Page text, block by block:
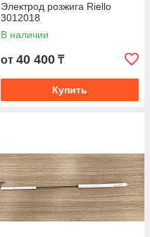
Электрод розжига Riello
3012018
В наличии
от 40 400 ₸
Купить